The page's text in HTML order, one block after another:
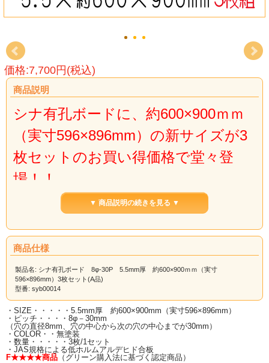
価格:7,700円(税込)
商品説明
シナ有孔ボードに、約600×900ｍｍ
（実寸596×896mm）の新サイズが3
枚セットのお買い得価格で堂々登
場！！
有孔ボードのカット注文、お問
い合わせで多い1/3サイズは、
の規格サイズに！」と決定いた
もちろん、お求めやすい価格に
も挑戦！
1枚の有孔ボード原板から、3
▼ 商品説明の続きを見る ▼
商品仕様
製品名: シナ有孔ボード 8φ-30P 5.5mm厚 約600×900ｍｍ（実寸
596×896mm）3枚セット(A品)
型番: syb00014
・SIZE・・・・・5.5mm厚 約600×900mm（実寸596×896mm）
・ピッチ・・・・8φ－30mm
（穴の直径8mm、穴の中心から次の穴の中心までが30mm）
・COLOR・・無塗装
・数量・・・・・3枚/1セット
・JAS規格による低ホルムアルデヒド合板
F★★★★商品 （グリーン購入法に基づく認定商品）